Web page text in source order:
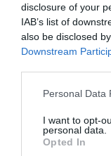
disclosure of your
IAB’s list of
also be disclosed
Downstream
Please note that
not limited to your
grant or deny
use your data for
Personal Data
I want to opt-
personal data.
Opted In
"Nagy felismerés
kimondani:
dolgozni kell rajta"
Megemlítette
személyes
igényt is.